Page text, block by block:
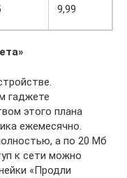
9,99
гаджете
этого плана
ежемесячно.
а по 20 Мб
к сети можно
«Продли